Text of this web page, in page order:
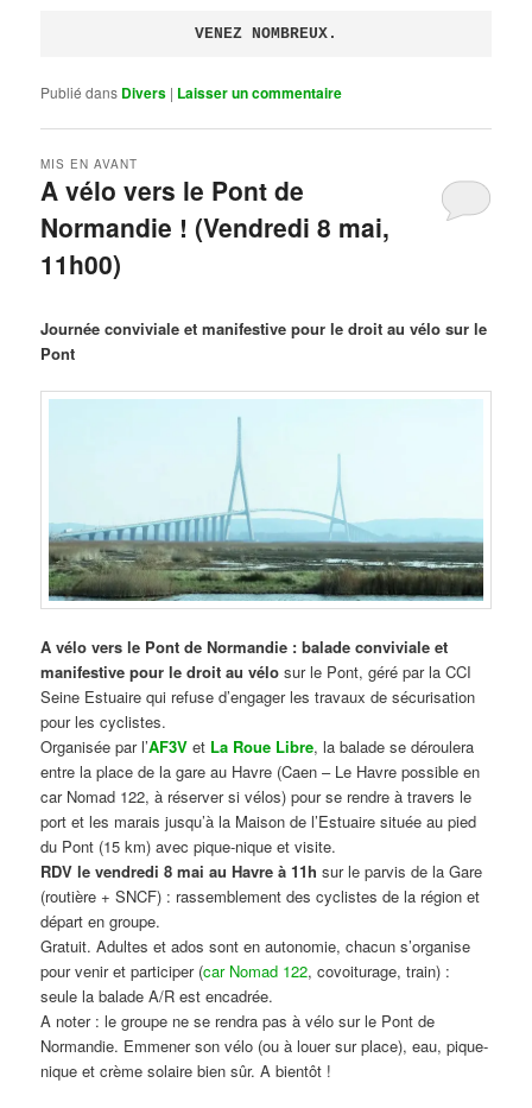
VENEZ NOMBREUX.
Publié dans Divers | Laisser un commentaire
A vélo vers le Pont de
Normandie ! (Vendredi 8 mai,
11h00)
MIS EN AVANT
Journée conviviale et manifestive pour le droit au vélo sur le
Pont
A vélo vers le Pont de Normandie : balade conviviale et
manifestive pour le droit au vélo sur le Pont, géré par la CCI
Seine Estuaire qui refuse d’engager les travaux de sécurisation
pour les cyclistes.
Organisée par l’AF3V et La Roue Libre, la balade se déroulera
entre la place de la gare au Havre (Caen – Le Havre possible en
car Nomad 122, à réserver si vélos) pour se rendre à travers le
port et les marais jusqu’à la Maison de l’Estuaire située au pied
du Pont (15 km) avec pique-nique et visite.
RDV le vendredi 8 mai au Havre à 11h sur le parvis de la Gare
(routière + SNCF) : rassemblement des cyclistes de la région et
départ en groupe.
Gratuit. Adultes et ados sont en autonomie, chacun s’organise
pour venir et participer (car Nomad 122, covoiturage, train) :
seule la balade A/R est encadrée.
A noter : le groupe ne se rendra pas à vélo sur le Pont de
Normandie. Emmener son vélo (ou à louer sur place), eau, pique-
nique et crème solaire bien sûr. A bientôt !